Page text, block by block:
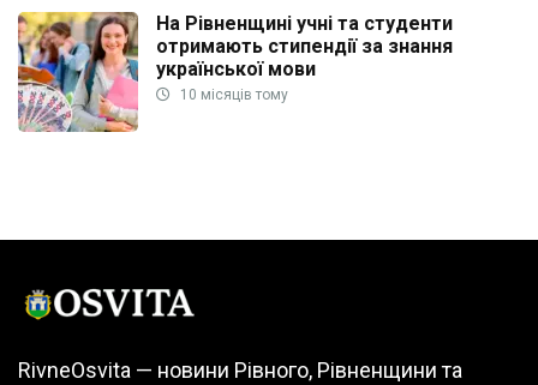
На Рівненщині учні та студенти
отримають стипендії за знання
української мови
10 місяців тому
RivneOsvita — новини Рівного, Рівненщини та